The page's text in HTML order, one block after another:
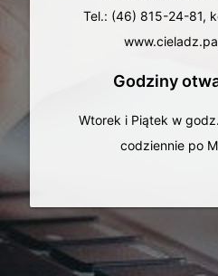
Tel.: (46) 815-24-81,
Godziny
Wtorek i Piątek w
codziennie po